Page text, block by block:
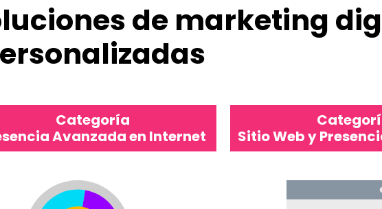
de marketing
Categoría
Avanzada en Internet
Sitio Web y